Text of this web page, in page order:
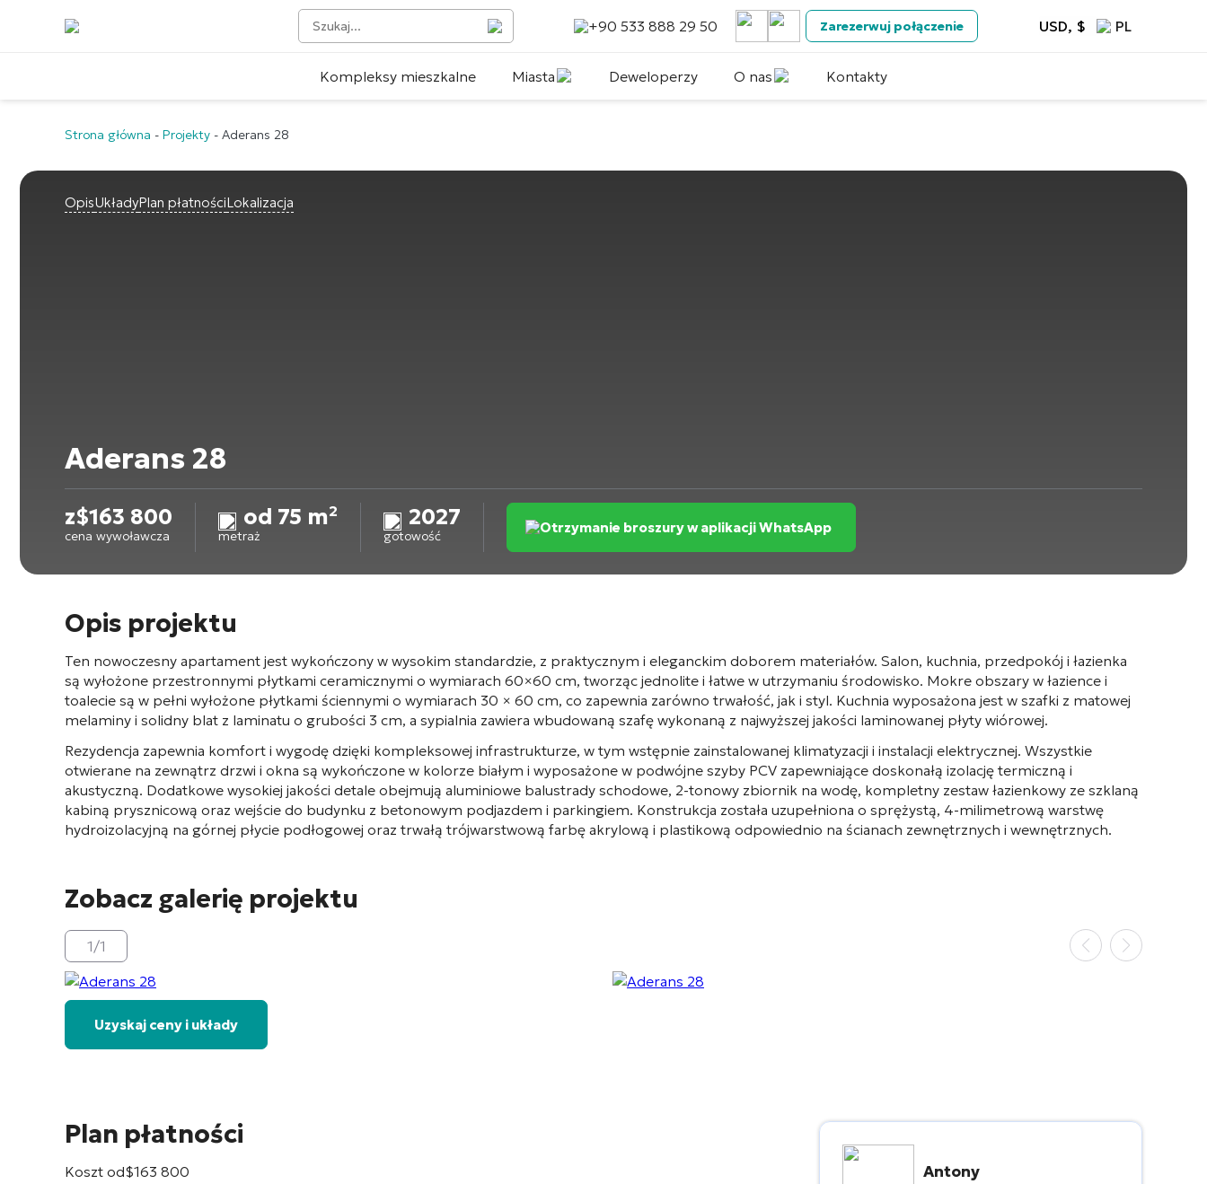
+90 533 888 29 50 Zarezerwuj połączenie USD, $ PL
Kompleksy mieszkalne Miasta Deweloperzy O nas Kontakty
Strona główna - Projekty - Aderans 28
OpisUkładyPlan płatnościLokalizacja
Aderans 28
z$163 800
cena wywoławcza
od 75 m²
metraż
2027
gotowość Otrzymanie broszury w aplikacji WhatsApp
Opis projektu
Ten nowoczesny apartament jest wykończony w wysokim standardzie, z praktycznym i eleganckim doborem materiałów. Salon, kuchnia, przedpokój i łazienka
są wyłożone przestronnymi płytkami ceramicznymi o wymiarach 60×60 cm, tworząc jednolite i łatwe w utrzymaniu środowisko. Mokre obszary w łazience i
toalecie są w pełni wyłożone płytkami ściennymi o wymiarach 30 × 60 cm, co zapewnia zarówno trwałość, jak i styl. Kuchnia wyposażona jest w szafki z matowej
melaminy i solidny blat z laminatu o grubości 3 cm, a sypialnia zawiera wbudowaną szafę wykonaną z najwyższej jakości laminowanej płyty wiórowej.
Rezydencja zapewnia komfort i wygodę dzięki kompleksowej infrastrukturze, w tym wstępnie zainstalowanej klimatyzacji i instalacji elektrycznej. Wszystkie
otwierane na zewnątrz drzwi i okna są wykończone w kolorze białym i wyposażone w podwójne szyby PCV zapewniające doskonałą izolację termiczną i
akustyczną. Dodatkowe wysokiej jakości detale obejmują aluminiowe balustrady schodowe, 2-tonowy zbiornik na wodę, kompletny zestaw łazienkowy ze szklaną
kabiną prysznicową oraz wejście do budynku z betonowym podjazdem i parkingiem. Konstrukcja została uzupełniona o sprężystą, 4-milimetrową warstwę
hydroizolacyjną na górnej płycie podłogowej oraz trwałą trójwarstwową farbę akrylową i plastikową odpowiednio na ścianach zewnętrznych i wewnętrznych.
Zobacz galerię projektu
1/1
Uzyskaj ceny i układy
Plan płatności
Koszt od$163 800
Antony